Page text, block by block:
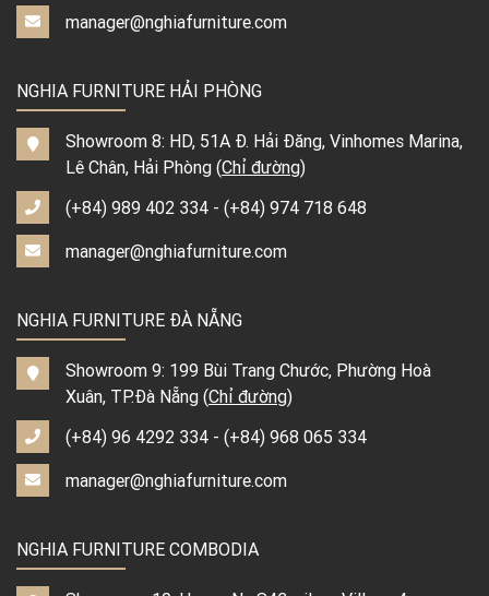
manager@nghiafurniture.com
NGHIA FURNITURE HẢI PHÒNG
Showroom 8: HD, 51A Đ. Hải Đăng, Vinhomes Marina,
Lê Chân, Hải Phòng (Chỉ đường)
(+84) 989 402 334 - (+84) 974 718 648
manager@nghiafurniture.com
NGHIA FURNITURE ĐÀ NẴNG
Showroom 9: 199 Bùi Trang Chước, Phường Hoà
Xuân, TP.Đà Nẵng (Chỉ đường)
(+84) 96 4292 334 - (+84) 968 065 334
manager@nghiafurniture.com
NGHIA FURNITURE COMBODIA